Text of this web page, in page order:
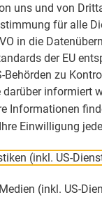
uns und von
für alle
in die
der EU
Behörden zu
informiert
Informationen
Einwilligung
(inkl. US-
(inkl. US-